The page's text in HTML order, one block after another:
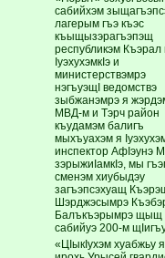
сабийхэм
лагерым гъэ къэс
къыщызэрагъэпэщ
республикэм Къэрал
IуэхухэмкIэ и
министерствэмрэ
нэгъуэщI ведомствэ
зыбжанэмрэ я
МВД-м и Тэрч район
къудамэм балигъ
мыхъуахэм я
инспектор АфIэунэ
зэрыжиIамкIэ, мы
сменэм хиубыдэу
загъэпсэхуащ
Шэрджэсымрэ
Балъкъэрымрэ щыщ
сабийуэ 200-м
«ЦIыкIухэм хуабжьу